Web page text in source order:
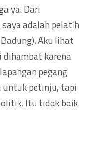
ya. Dari
adalah pelatih
Aku lihat
karena
pegang
untuk petinju, tapi
Itu tidak baik